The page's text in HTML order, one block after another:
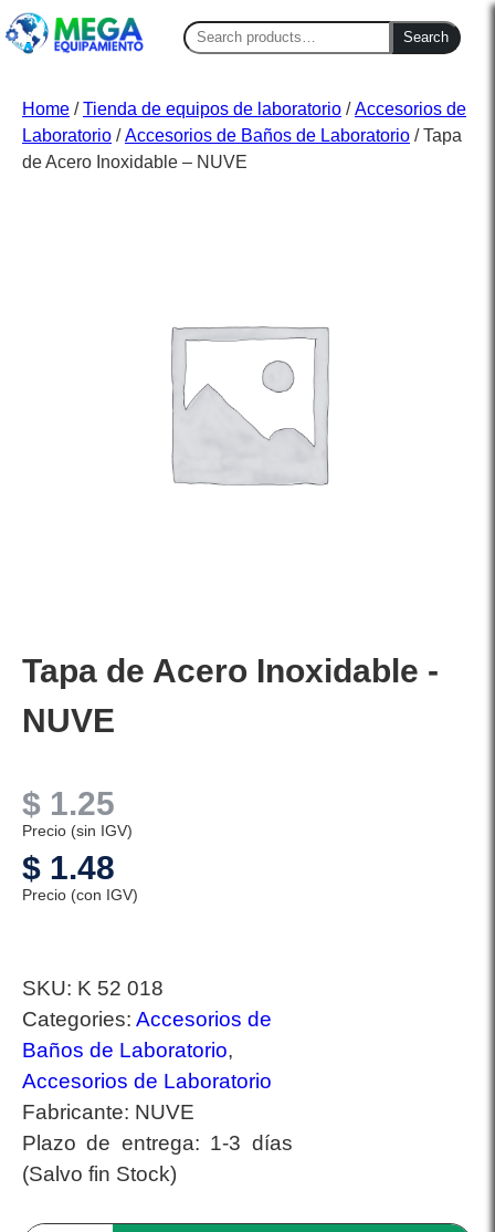
Search
for:
Search
Home /Tienda de equipos de laboratorio /Accesorios de
Laboratorio /Accesorios de Baños de Laboratorio / Tapa
de Acero Inoxidable – NUVE
Tapa de Acero Inoxidable -
NUVE
$ 1.25
Precio (sin IGV)
$ 1.48
Precio (con IGV)
SKU: K 52 018
Categories: Accesorios de
Baños de Laboratorio,
Accesorios de Laboratorio
Fabricante: NUVE
Plazo de entrega: 1-3 días
(Salvo fin Stock)